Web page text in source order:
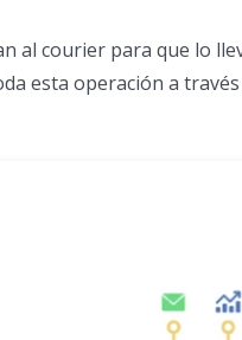
al courier para que lo
esta operación a través